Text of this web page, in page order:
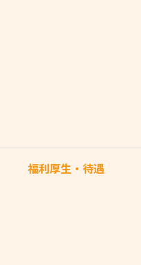
福利厚生・待遇